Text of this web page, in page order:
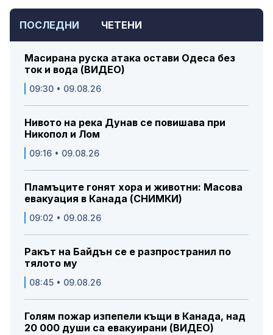
ПОСЛЕДНИ ЧЕТЕНИ
Масирана руска атака остави Одеса без
ток и вода (ВИДЕО)
09:30 • 09.08.26
Нивото на река Дунав се повишава при
Никопол и Лом
09:16 • 09.08.26
Пламъците гонят хора и животни: Масова
евакуация в Канада (СНИМКИ)
09:02 • 09.08.26
Ракът на Байдън се е разпространил по
тялото му
08:45 • 09.08.26
Голям пожар изпепели къщи в Канада, над
20 000 души са евакуирани (ВИДЕО)